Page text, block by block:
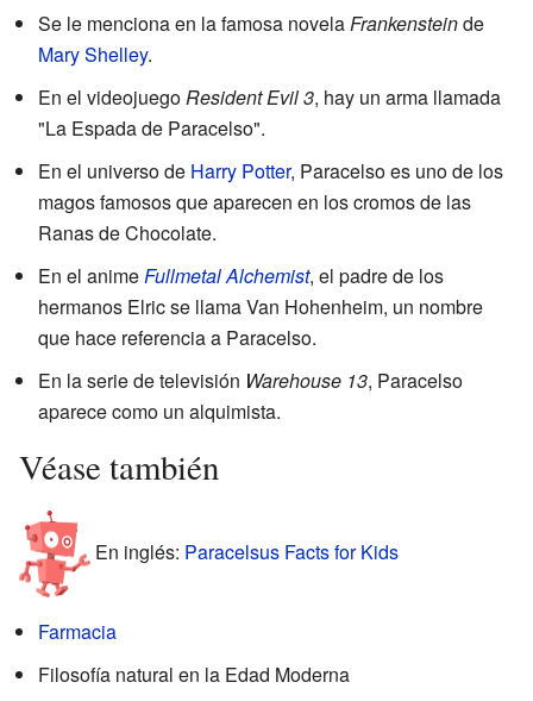
Se le menciona en la famosa novelaFrankensteinde
Mary Shelley.
En el videojuegoResident Evil 3, hay un arma llamada
"La Espada de Paracelso".
En el universo de Harry Potter, Paracelso es uno de los
magos famosos que aparecen en los cromos de las
Ranas de Chocolate.
En el animeFullmetal Alchemist, el padre de los
hermanos Elric se llama Van Hohenheim, un nombre
que hace referencia a Paracelso.
En la serie de televisión Warehouse 13, Paracelso
aparece como un alquimista.
Véase también
En inglés: Paracelsus Facts for Kids
Farmacia
Filosofía natural en la Edad Moderna